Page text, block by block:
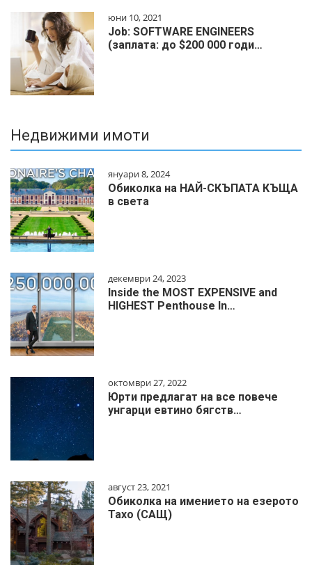
юни 10, 2021
Job: SOFTWARE ENGINEERS
(заплата: до $200 000 годи…
Недвижими имоти
януари 8, 2024
Обиколка на НАЙ-СКЪПАТА КЪЩА
в света
декември 24, 2023
Inside the MOST EXPENSIVE and
HIGHEST Penthouse In…
октомври 27, 2022
Юрти предлагат на все повече
унгарци евтино бягств…
август 23, 2021
Обиколка на имението на езерото
Тахо (САЩ)